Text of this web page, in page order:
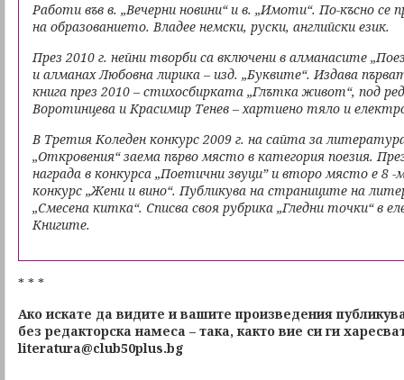
Работи във в. „Вечерни новини“ и в. „Имоти“. По-късно се
на образованието. Владее немски, руски, английски език.
През 2010 г. нейни творби са включени в алманасите
и алманах Любовна лирика – изд. „Буквите“. Издава
книга през 2010 – стихосбирката „Глътка живот“, под
Воротинцева и Красимир Тенев – хартиено тяло и
В Третия Коледен конкурс 2009 г. на сайта за
„Откровения“ заема първо място в категория поезия.
награда в конкурса „Поетични звуци” и второ място е 8
конкурс „Жени и вино“. Публикува на страниците на
„Смесена китка“. Списва своя рубрика „Гледни точки“ в
Книгите.
* * *
Ако искате да видите и вашите произведения
без редакторска намеса – така, както вие си ги
literatura@club50plus.bg